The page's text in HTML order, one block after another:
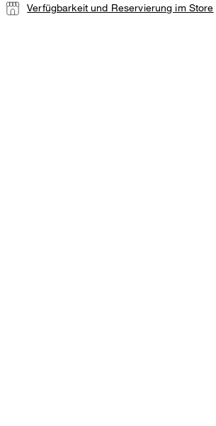
Verfügbarkeit und Reservierung im Store